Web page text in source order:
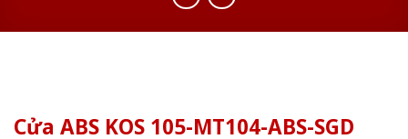
Cửa ABS KOS 105-MT104-ABS-SGD